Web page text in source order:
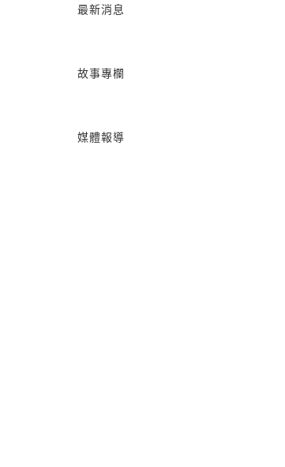
最新消息
故事專欄
媒體報導